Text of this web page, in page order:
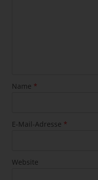
Name *
E-Mail-Adresse *
Website